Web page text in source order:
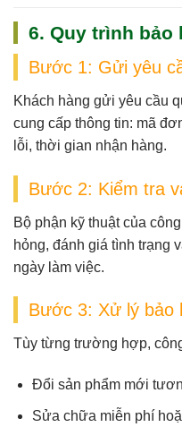
6. Quy trình bảo
Bước 1: Gửi yêu
Khách hàng gửi yêu cầu
cung cấp thông tin: mã
lỗi, thời gian nhận hàng.
Bước 2: Kiểm tra
Bộ phận kỹ thuật của
hỏng, đánh giá tình trạng
ngày làm việc.
Bước 3: Xử lý bảo
Tùy từng trường hợp,
Đổi sản phẩm mới
Sửa chữa miễn phí